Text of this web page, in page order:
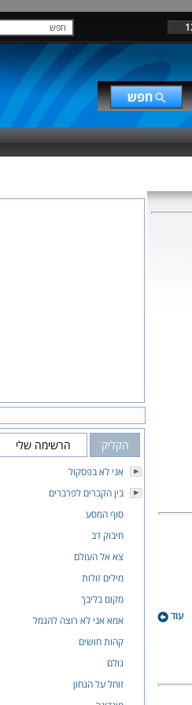
עוד
הקליק הרשימה שלי
אני לא בפסקול
בין הקברים לפרברים
סוף המסע
חיבוק דב
צא אל העולם
מילים זולות
מקום בליבך
אמא אני לא רוצה להגמל
קהות חושים
גולם
זוחל על הגחון